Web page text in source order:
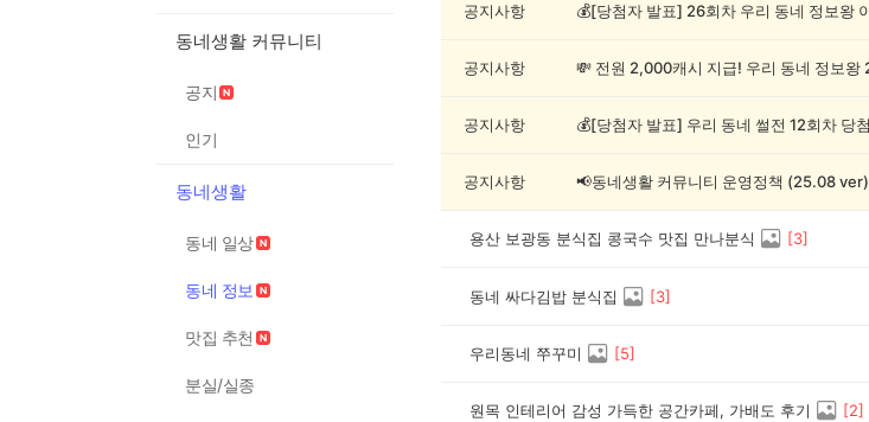
동네생활 커뮤니티
공지
인기
동네생활
동네 일상
동네 정보
맛집 추천
분실/실종
공지사항
공지사항
공지사항
공지사항 📢동네생활 커뮤니티 운영정책 (25.08 ver)
용산 보광동 분식집 콩국수 맛집 만나분식 [3]
동네 싸다김밥 분식집 [3]
우리동네 쭈꾸미 [5]
원목 인테리어 감성 가득한 공간카페, 가배도 후기 [2]